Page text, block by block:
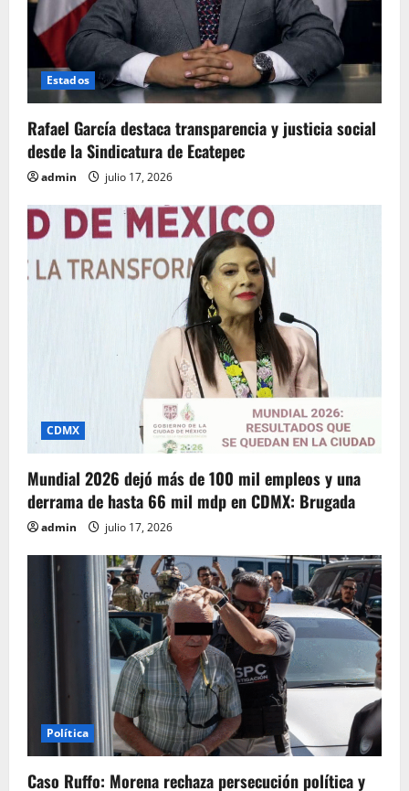
Estados
Rafael García destaca transparencia y justicia social
desde la Sindicatura de Ecatepec
admin julio 17, 2026
CDMX
Mundial 2026 dejó más de 100 mil empleos y una
derrama de hasta 66 mil mdp en CDMX: Brugada
admin julio 17, 2026
Política
Caso Ruffo: Morena rechaza persecución política y